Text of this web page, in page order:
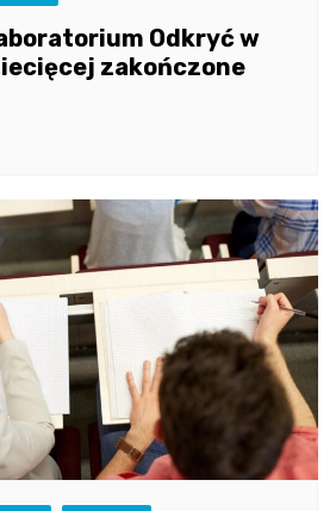
Odkryć w
zakończone